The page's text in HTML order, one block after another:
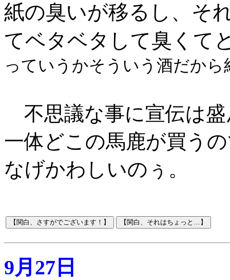
紙の臭いが移るし、そ
てベタベタして臭くて
っていうかそういう酒だか
不思議な事に宣伝は
一体どこの馬鹿が買う
なげかわしいのぅ。
9月27日